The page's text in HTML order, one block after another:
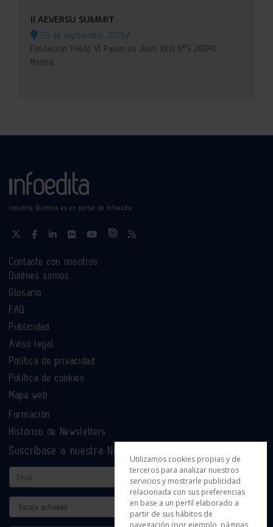
II AEVERSU SUMMIT
29 de septiembre, 2026/
Fundación Pablo VI Paseo de Juan XXIII Nº3 28040
Madrid
Industria Química es un portal de Infoedita
Contacte con nosotros
Quiénes somos
Glosario
FAQ
Publicidad
Aviso legal
Política de privacidad
Política de cookies
Mapa web
Formación
Histórico de Newsletters
Suscríbase a nuestra Newsletter
Email
Actividad
Utilizamos cookies propias y de
terceros para analizar nuestros
servicios y mostrarle publicidad
relacionada con sus preferencias
en base a un perfil elaborado a
partir de sus hábitos de
navegación (por ejemplo, páginas